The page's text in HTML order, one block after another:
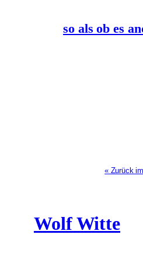
so als ob es
« Zurück
Wolf Witte